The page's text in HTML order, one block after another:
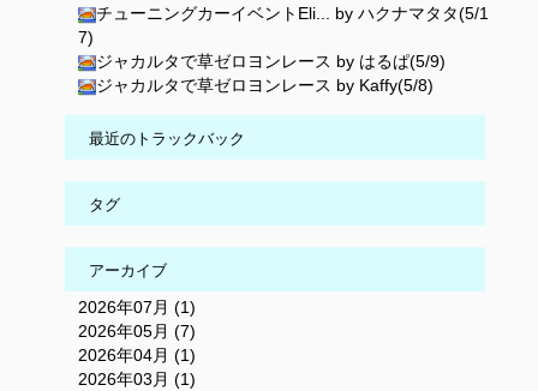
チューニングカーイベントEli... by ハクナマタタ(5/1
7)
ジャカルタで草ゼロヨンレース by はるぱ(5/9)
ジャカルタで草ゼロヨンレース by Kaffy(5/8)
最近のトラックバック
タグ
アーカイブ
2026年07月 (1)
2026年05月 (7)
2026年04月 (1)
2026年03月 (1)